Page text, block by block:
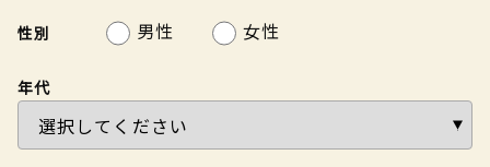
性別 男性 女性
年代